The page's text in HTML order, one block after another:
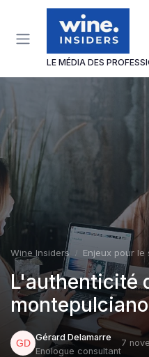
LE MÉDIA DES
Wine Insiders Enjeux pour le secteur
L'authenticité
Gérard Delamarre
Enologue consultant
7
Panneau de gestion des